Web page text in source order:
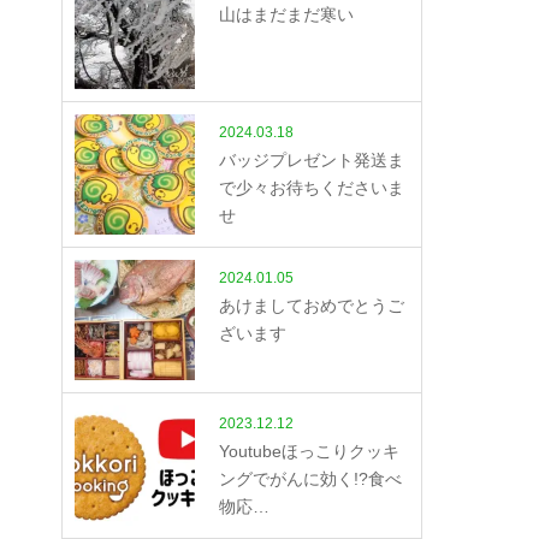
山はまだまだ寒い
2024.03.18
バッジプレゼント発送ま
で少々お待ちくださいま
せ
2024.01.05
あけましておめでとうご
ざいます
2023.12.12
Youtubeほっこりクッキ
ングでがんに効く!?食べ
物応…